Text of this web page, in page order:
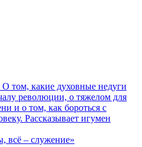
О том, какие духовные недуги
революции, о тяжелом для
и о том, как бороться с
Рассказывает игумен
всё – служение»